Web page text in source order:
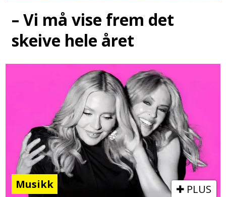
– Vi må vise frem det
skeive hele året
Musikk PLUS